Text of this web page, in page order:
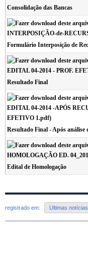
Consolidação das Bancas
Formulário Interposição de
Resultado Final
Resultado Final - Após análise
Edital de Homologação
registrado em: Ultimas notícias